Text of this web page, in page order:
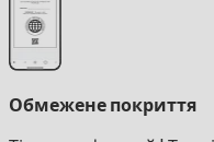
Обмежене покриття